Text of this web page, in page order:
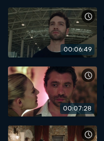
00:06:49
00:07:28